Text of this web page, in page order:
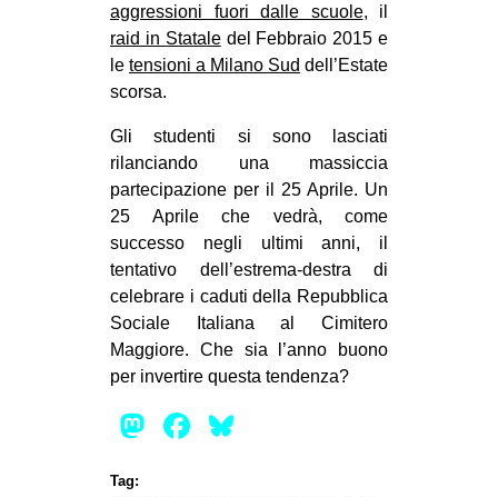
aggressioni fuori dalle scuole, il
raid in Stataledel Febbraio 2015 e
le tensioni a Milano Sud dell’Estate
scorsa.
Gli studenti si sono lasciati
rilanciando una massiccia
partecipazione per il 25 Aprile. Un
25 Aprile che vedrà, come
successo negli ultimi anni, il
tentativo dell’estrema-destra di
celebrare i caduti della Repubblica
Sociale Italiana al Cimitero
Maggiore. Che sia l’anno buono
per invertire questa tendenza?
Mastodon
Facebook
Tag: